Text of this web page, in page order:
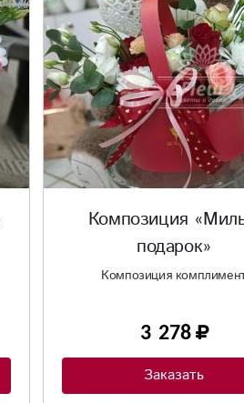
Композиция
подарок»
Композиция
3 278
Заказать